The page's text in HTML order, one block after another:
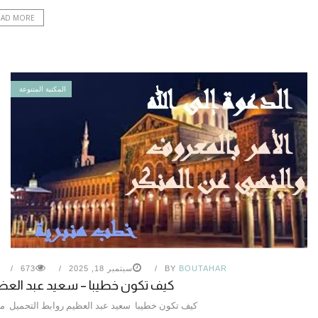
MORE
المكتبة المتنوعة
BY BOUTAHAR سبتمبر 18, 2025 673
كيف تكون خطيبا – سعيد عبد
كيف تكون خطيبا سعيد عبد العظيم روابط التحميل